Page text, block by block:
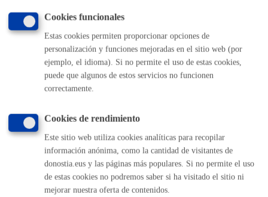
OTA - Autorización de aparcamiento
electrónico
ONLINE
MÁQUINA
Parte Vieja: acceso de vehículos permanente
* Online con
ONLINE
Cookies funcionales
Estas cookies permiten proporcionar opciones de
personalización y funciones mejoradas en el sitio web (por
ejemplo, el idioma). Si no permite el uso de estas cookies,
puede que algunos de estos servicios no funcionen
correctamente.
Cookies de rendimiento
Este sitio web utiliza cookies analíticas para recopilar
información anónima, como la cantidad de visitantes de
donostia.eus y las páginas más populares. Si no permite el uso
de estas cookies no podremos saber si ha visitado el sitio ni
mejorar nuestra oferta de contenidos.